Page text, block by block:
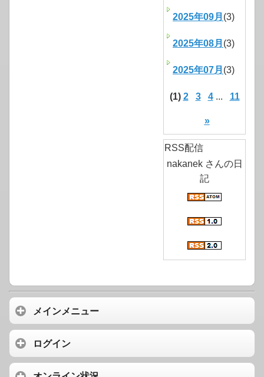
2025年09月 (3)
2025年08月 (3)
2025年07月 (3)
(1) 2 3 4... 11
»
RSS配信
nakanek さんの日
記
メインメニュー
ログイン